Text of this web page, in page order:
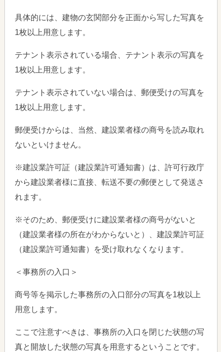
具体的には、建物の玄関部分を正面から写した写真を
1枚以上用意します。
テナント表示されている場合、テナント表示の写真を
1枚以上用意します。
テナント表示されていない場合は、郵便受けの写真を
1枚以上用意します。
郵便受けからは、当然、建設業者様の商号を読み取れ
ないといけません。
※建設業許可証（建設業許可通知書）は、許可行政庁
から建設業者様に直接、転送不要の郵便として発送さ
れます。
※そのため、郵便受けに建設業者様の商号がないと
（建設業者様の所在がわからないと）、建設業許可証
（建設業許可通知書）を受け取れなくなります。
＜事務所の入口＞
商号等を掲示した事務所の入口部分の写真を1枚以上
用意します。
ここで注意すべきは、事務所の入口を閉じた状態の写
真と開放した状態の写真を用意するということです。